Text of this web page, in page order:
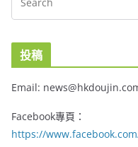
投稿
Email:
Facebook專頁：
https://